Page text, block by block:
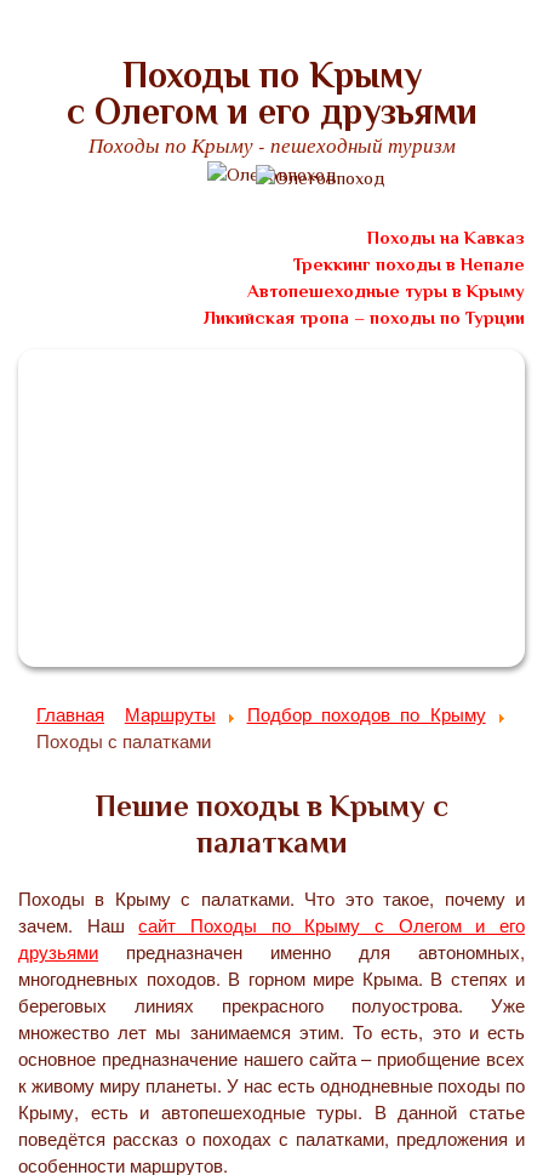
Походы по Крыму
с Олегом и его друзьями
Походы по Крыму - пешеходный туризм
Походы на Кавказ
Треккинг походы в Непале
Автопешеходные туры в Крыму
Ликийская тропа – походы по Турции
Главная Маршруты
Подбор походов по Крыму
Походы с палатками
Пешие походы в Крыму с
палатками
Походы в Крыму с палатками. Что это такое, почему и
зачем. Нашсайт Походы по Крыму с Олегом и его
друзьями предназначен именно для автономных,
многодневных походов. В горном мире Крыма. В степях и
береговых линиях прекрасного полуострова. Уже
множество лет мы занимаемся этим. То есть, это и есть
основное предназначение нашего сайта – приобщение всех
к живому миру планеты. У нас есть однодневные походы по
Крыму, есть и автопешеходные туры. В данной статье
поведётся рассказ о походах с палатками, предложения и
особенности маршрутов.